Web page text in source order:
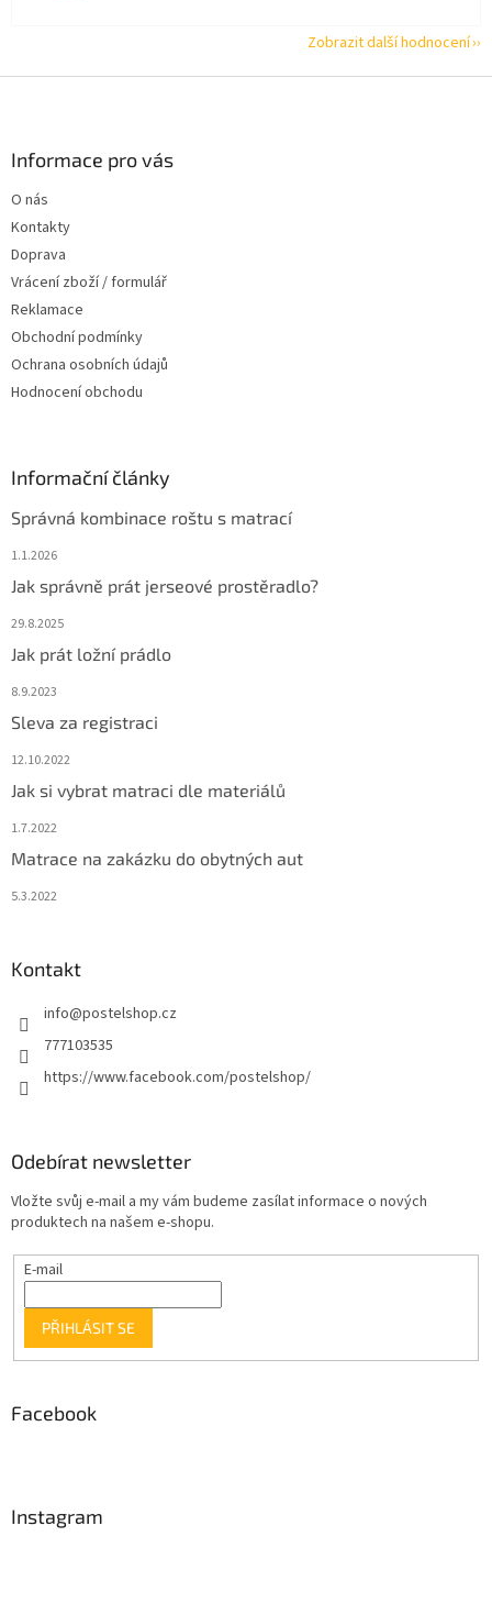
Zobrazit další hodnocení
Informace pro vás
O nás
Kontakty
Doprava
Vrácení zboží / formulář
Reklamace
Obchodní podmínky
Ochrana osobních údajů
Hodnocení obchodu
Informační články
Správná kombinace roštu s matrací
1.1.2026
Jak správně prát jerseové prostěradlo?
29.8.2025
Jak prát ložní prádlo
8.9.2023
Sleva za registraci
12.10.2022
Jak si vybrat matraci dle materiálů
1.7.2022
Matrace na zakázku do obytných aut
5.3.2022
Kontakt
info@postelshop.cz
777103535
https://www.facebook.com/postelshop/
Odebírat newsletter
Vložte svůj e-mail a my vám budeme zasílat informace o nových
produktech na našem e-shopu.
E-mail
PŘIHLÁSIT SE
Facebook
Instagram